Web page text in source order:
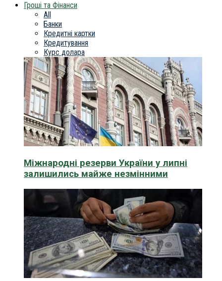
Гроші та Фінанси
All
Банки
Кредитні картки
Кредитування
Курс долара
Міжнародні резерви України у липні
залишились майже незмінними